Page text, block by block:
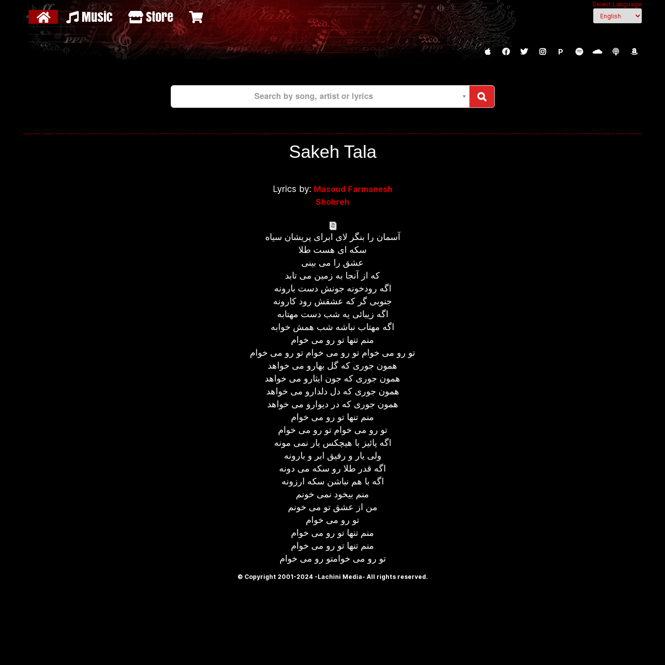
Select Language
Music Store
P
Search by song, artist or lyrics
Sakeh Tala
Lyrics by: Masoud Farmanesh
Shohreh
آسمان را بنگر لای ابرای پریشان سیاه
سکه ای هست طلا
عشق را می بینی
که از آنجا به زمین می تابد
اگه رودخونه جونش دست بارونه
جنوبی گر که عشقش رود کارونه
اگه زیبائی یه شب دست مهتابه
اگه مهتاب نباشه شب همش خوابه
منم تنها تو رو می خوام
تو رو می خوام تو رو می خوام تو رو می خوام
همون جوری که گل بهارو می خواهد
همون جوری که جون ایثارو می خواهد
همون جوری که دل دلدارو می خواهد
همون جوری که در دیوارو می خواهد
منم تنها تو رو می خوام
تو رو می خوام تو رو می خوام
اگه پائیز با هیچکس یار نمی مونه
ولی یار و رفیق ابر و بارونه
اگه قدر طلا رو سکه می دونه
اگه با هم نباشن سکه ارزونه
منم بیخود نمی خونم
من از عشق تو می خونم
تو رو می خوام
منم تنها تو رو می خوام
منم تنها تو رو می خوام
تو رو می خوامتو رو می خوام
© Copyright 2001-2024 -Lachini Media- All rights reserved.